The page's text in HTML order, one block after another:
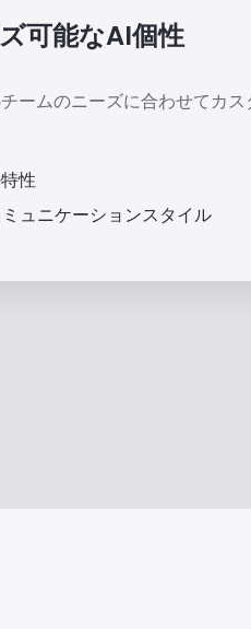
可能なAI個性
ームのニーズに合わせてカス
性
ュニケーションスタイル